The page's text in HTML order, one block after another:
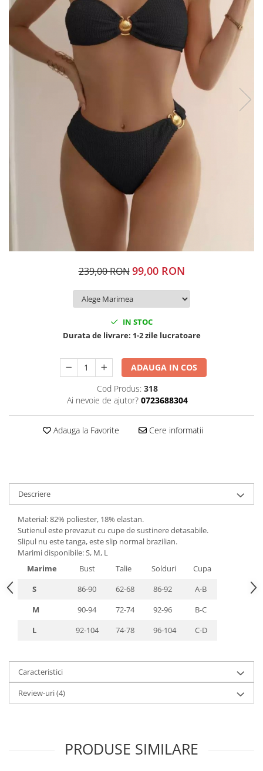
239,00 RON 99,00 RON
IN STOC
Durata de livrare: 1-2 zile lucratoare
ADAUGA IN COS
Cod Produs: 318
Ai nevoie de ajutor? 0723688304
Adauga la Favorite Cere informatii
Descriere
Material: 82% poliester, 18% elastan.
Sutienul este prevazut cu cupe de sustinere detasabile.
Slipul nu este tanga, este slip normal brazilian.
Marimi disponibile: S, M, L
Marime
Bust Talie Solduri
Cupa
S
86-90 62-68 86-92
A-B
M
90-94 72-74 92-96
B-C
L
92-104 74-78 96-104 C-D
Caracteristici
Review-uri(4)
PRODUSE SIMILARE